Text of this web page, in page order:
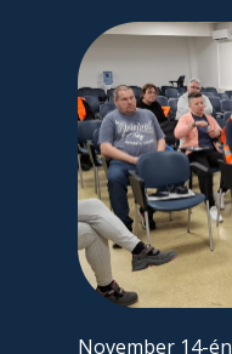
November 14-